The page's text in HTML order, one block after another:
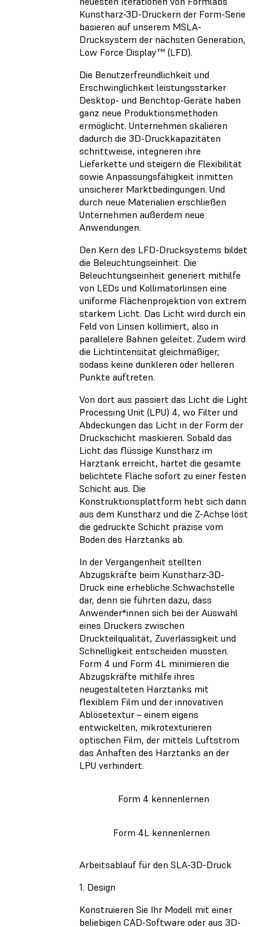
Kunstharz-3D-Druckern der Form-Serie
basieren auf unserem MSLA-
Drucksystem der nächsten Generation,
Low Force Display™ (LFD).
Die Benutzerfreundlichkeit und
Erschwinglichkeit leistungsstarker
Desktop- und Benchtop-Geräte haben
ganz neue Produktionsmethoden
ermöglicht. Unternehmen skalieren
dadurch die 3D-Druckkapazitäten
schrittweise, integrieren ihre
Lieferkette und steigern die Flexibilität
sowie Anpassungsfähigkeit inmitten
unsicherer Marktbedingungen. Und
durch neue Materialien erschließen
Unternehmen außerdem neue
Anwendungen.
Den Kern des LFD-Drucksystems bildet
die Beleuchtungseinheit. Die
Beleuchtungseinheit generiert mithilfe
von LEDs und Kollimatorlinsen eine
uniforme Flächenprojektion von extrem
starkem Licht. Das Licht wird durch ein
Feld von Linsen kollimiert, also in
parallelere Bahnen geleitet. Zudem wird
die Lichtintensität gleichmäßiger,
sodass keine dunkleren oder helleren
Punkte auftreten.
Von dort aus passiert das Licht die Light
Processing Unit (LPU) 4, wo Filter und
Abdeckungen das Licht in der Form der
Druckschicht maskieren. Sobald das
Licht das flüssige Kunstharz im
Harztank erreicht, härtet die gesamte
belichtete Fläche sofort zu einer festen
Schicht aus. Die
Konstruktionsplattform hebt sich dann
aus dem Kunstharz und die Z-Achse löst
die gedruckte Schicht präzise vom
Boden des Harztanks ab.
In der Vergangenheit stellten
Abzugskräfte beim Kunstharz-3D-
Druck eine erhebliche Schwachstelle
dar, denn sie führten dazu, dass
Anwender*innen sich bei der Auswahl
eines Druckers zwischen
Druckteilqualität, Zuverlässigkeit und
Schnelligkeit entscheiden mussten.
Form 4 und Form 4L minimieren die
Abzugskräfte mithilfe ihres
neugestalteten Harztanks mit
flexiblem Film und der innovativen
Ablösetextur – einem eigens
entwickelten, mikrotexturieren
optischen Film, der mittels Luftstrom
das Anhaften des Harztanks an der
LPU verhindert.
Form 4 kennenlernen
Form 4L kennenlernen
Arbeitsablauf für den SLA-3D-Druck
1. Design
Konstruieren Sie Ihr Modell mit einer
beliebigen CAD-Software oder aus 3D-